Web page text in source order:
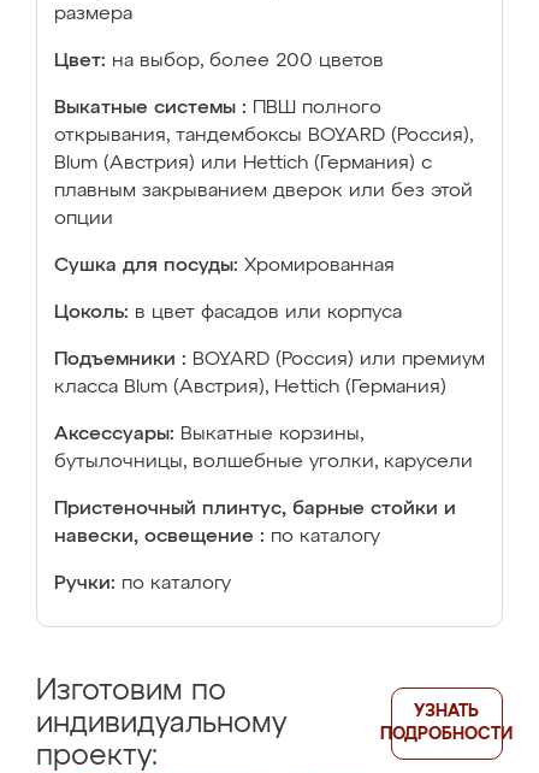
размера
Цвет: на выбор, более 200 цветов
Выкатные системы :
ПВШ полного
открывания, тандембоксы BOYARD (Россия),
Blum (Австрия) или Hettich (Германия) с
плавным закрыванием дверок или без этой
опции
Сушка для посуды: Хромированная
Цоколь: в цвет фасадов или корпуса
Подъемники : BOYARD (Россия) или премиум
класса Blum (Австрия), Hettich (Германия)
Аксессуары: Выкатные корзины,
бутылочницы, волшебные уголки, карусели
Пристеночный плинтус, барные стойки и
навески, освещение : по каталогу
Ручки: по каталогу
Изготовим по
индивидуальному
проекту:
УЗНАТЬ
ПОДРОБНОСТИ